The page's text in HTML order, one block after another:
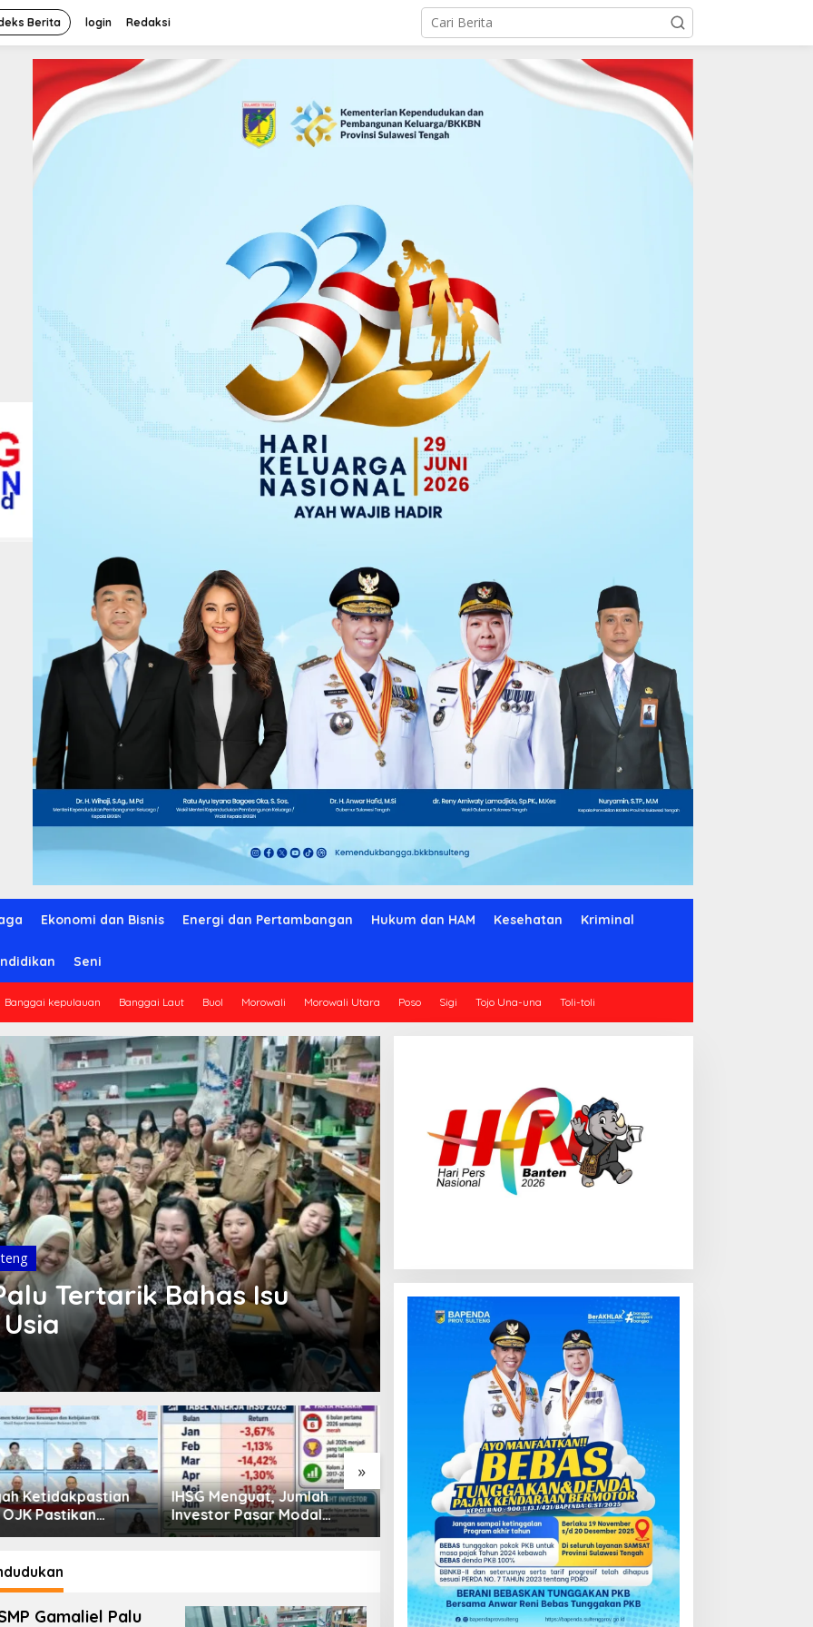
Berita login Redaksi
Ekonomi dan Bisnis Energi dan Pertambangan Hukum dan HAM Kesehatan Kriminal
Seni
Banggai kepulauan Banggai Laut Buol Morowali Morowali Utara Poso Sigi Tojo Una-una Toli-toli
Tertarik Bahas Isu
»
Jumlah
Pasar Modal
Pembiayaan Tumbuh
Positif, Ini Kondisi Terkini
Sektor PVML hingga Juni
Kondisi Perkembangan
Sektor Asuransi,
Penjaminan dan Dana
Pensiun Juni 2026
Kredit Perbankan Tumbuh
12,67 Persen, Kualitas Aset
dan Ketahanan Modal
Tetap Kokoh Juni 2026
Gamaliel Palu